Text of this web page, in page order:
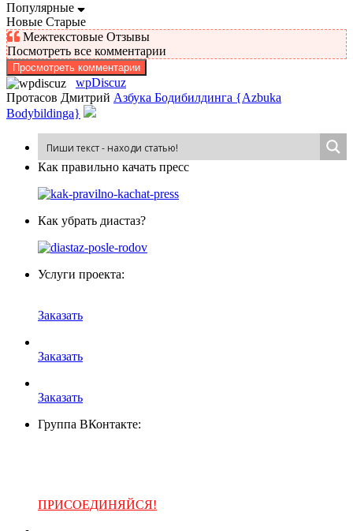
Популярные
Новые Старые
Межтекстовые Отзывы
Посмотреть все комментарии
Просмотреть комментарии
wpDiscuz
Протасов Дмитрий Азбука Бодибилдинга {Azbuka
Bodybildinga}
Как пра­виль­но ка­чать пресс
Как убрать диастаз?
Услуги проекта:
Заказать
Заказать
Заказать
Группа ВКонтакте:
ПРИСОЕДИНЯЙСЯ!